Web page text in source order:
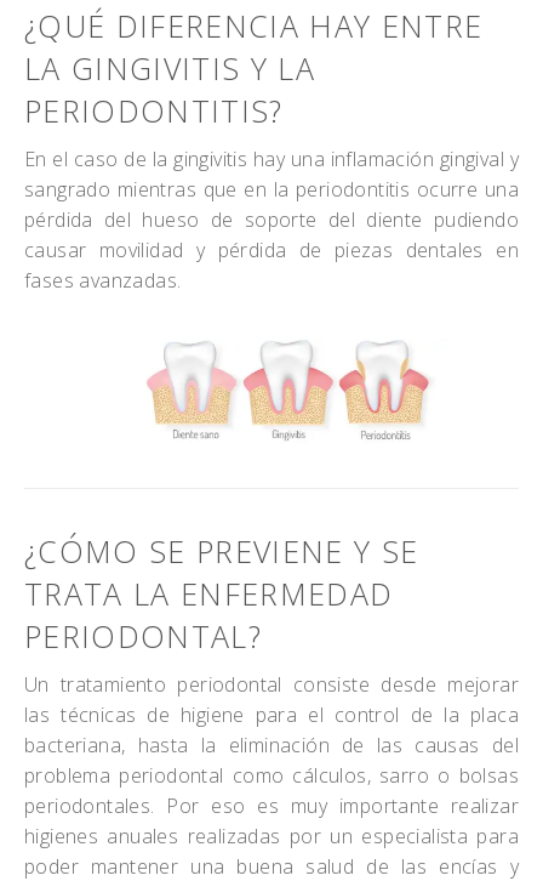
¿QUÉ DIFERENCIA HAY ENTRE
LA GINGIVITIS Y LA
PERIODONTITIS?
En el caso de la gingivitis hay una inflamación gingival y
sangrado mientras que en la periodontitis ocurre una
pérdida del hueso de soporte del diente pudiendo
causar movilidad y pérdida de piezas dentales en
fases avanzadas.
¿CÓMO SE PREVIENE Y SE
TRATA LA ENFERMEDAD
PERIODONTAL?
Un tratamiento periodontal consiste desde mejorar
las técnicas de higiene para el control de la placa
bacteriana, hasta la eliminación de las causas del
problema periodontal como cálculos, sarro o bolsas
periodontales. Por eso es muy importante realizar
higienes anuales realizadas por un especialista para
poder mantener una buena salud de las encías y